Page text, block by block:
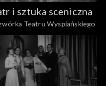
i sztuka sceniczna
Teatru Wyspiańskiego